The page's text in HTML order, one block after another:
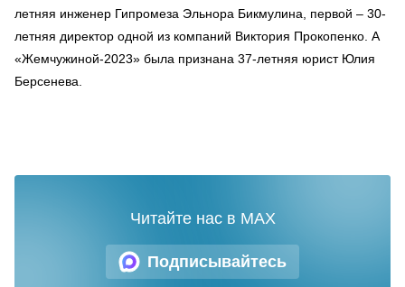
летняя инженер Гипромеза Эльнора Бикмулина, первой – 30-
летняя директор одной из компаний Виктория Прокопенко. А
«Жемчужиной-2023» была признана 37-летняя юрист Юлия
Берсенева.
Подписывайтесь
Читайте нас в MAX